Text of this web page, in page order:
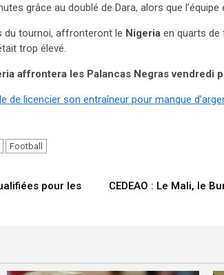
grâce au doublé de Dara, alors que
du tournoi, affronteront le Nigeria en quarts de
trop élevé.
affrontera les Palancas Negras vendredi
de licencier son entraîneur pour manque
Football
pour les
CEDEAO : Le Mali, le